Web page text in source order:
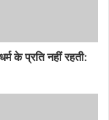
के प्रति नहीं रहती: